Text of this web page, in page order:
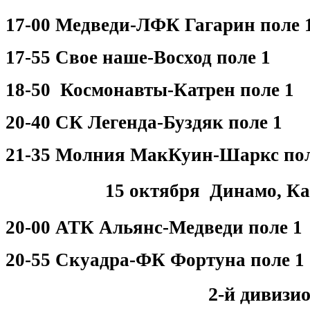
17-00 Медведи-ЛФК Гагарин поле
17-55 Свое наше-Восход поле 1
18-50 Космонавты-Катрен поле 1
20-40 СК Легенда-Буздяк поле 1
21-35 Молния МакКуин-Шаркс
15 октября Динамо,
20-00 АТК Альянс-Медведи поле 1
20-55 Скуадра-ФК Фортуна поле 1
2-й